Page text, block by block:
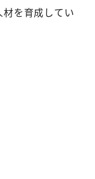
を育成してい